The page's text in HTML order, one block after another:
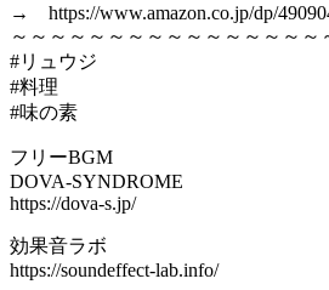
→ https://www.amazon.co.jp/dp/
～～～～～～～～～～～～～～～～
#リュウジ
#料理
#味の素
フリーBGM
DOVA-SYNDROME
https://dova-s.jp/
効果音ラボ
https://soundeffect-lab.info/